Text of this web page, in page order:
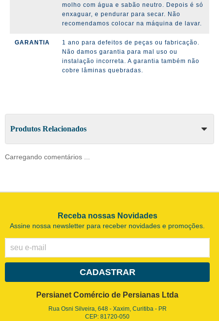
molho com água e sabão neutro. Depois é só
enxaguar, e pendurar para secar. Não
recomendamos colocar na máquina de lavar.
GARANTIA
1 ano para defeitos de peças ou fabricação.
Não damos garantia para mal uso ou
instalação incorreta. A garantia também não
cobre lâminas quebradas.
Produtos Relacionados
Carregando comentários ...
Receba nossas Novidades
Assine nossa newsletter para receber novidades e promoções.
CADASTRAR
Persianet Comércio de Persianas Ltda
Rua Osni Silveira, 648- Xaxim, Curitiba- PR
CEP: 81720-050